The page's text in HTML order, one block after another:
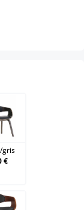
Negro/gris
/gris
€